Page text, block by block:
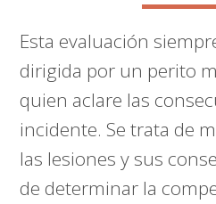
Esta evaluación
dirigida por un perito
quien aclare las
incidente. Se trata de
las lesiones y sus
de determinar la